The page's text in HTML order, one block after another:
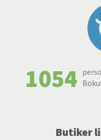
1054
Butiker